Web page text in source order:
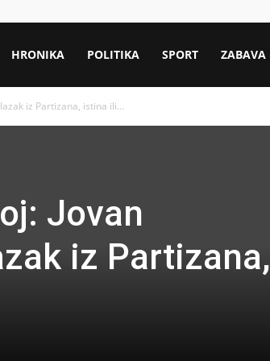
HRONIKA POLITIKA SPORT ZABAVA
iz Partizana, istina ili...
Jovan
iz Partizana,